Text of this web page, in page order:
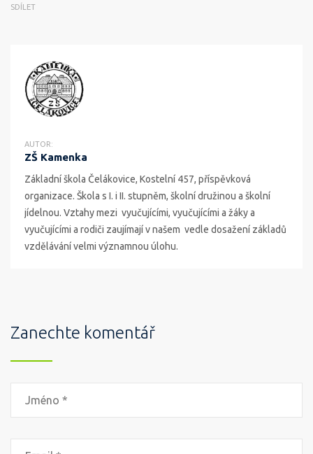
SDÍLET
AUTOR:
ZŠ Kamenka
Základní škola Čelákovice, Kostelní 457, příspěvková
organizace. Škola s I. i II. stupněm, školní družinou a školní
jídelnou. Vztahy mezi vyučujícími, vyučujícími a žáky a
vyučujícími a rodiči zaujímají v našem vedle dosažení základů
vzdělávání velmi významnou úlohu.
Zanechte komentář